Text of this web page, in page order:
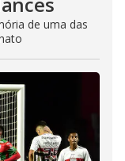
de uma das